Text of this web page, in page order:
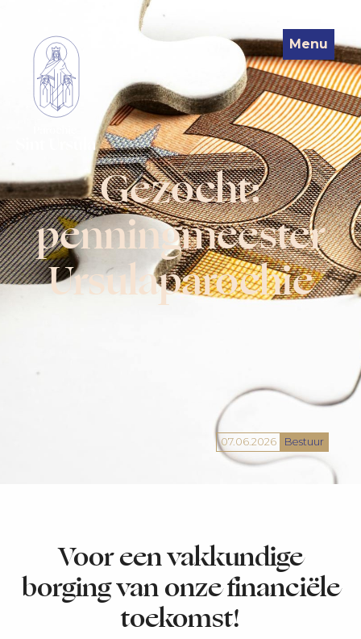
Menu
07.06.2026 Bestuur
Gezocht:
penningmeester
Ursulaparochie
Voor een vakkundige
borging van onze financiële
toekomst!